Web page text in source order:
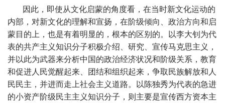
因此，即使从文化启蒙的角度看，在当时新文化运动的
内部，对新文化的理解和宣扬，在阶级倾向、政治方向和启
蒙目的上，也是有着明显的，根本的区别的。以李大钊为代
表的共产主义知识分子积极介绍、研究、宣传马克思主义，
并以此为武器来分析中国的政治经济状况和阶级关系，教育
和促进人民觉醒起来、团结和组织起来，争取民族解放和人
民民主，并进而走上社会主义道路。以陈独秀为代表的急进
的小资产阶级民主主义知识分子，则主要是宣传西方资本主